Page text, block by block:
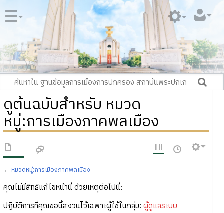
ดูต้นฉบับสำหรับ หมวด
หมู่:การเมืองภาคพลเมือง
← หมวดหมู่:การเมืองภาคพลเมือง
คุณไม่มีสิทธิแก้ไขหน้านี้ ด้วยเหตุต่อไปนี้:
ปฏิบัติการที่คุณขอนี้สงวนไว้เฉพาะผู้ใช้ในกลุ่ม: ผู้ดูแลระบบ